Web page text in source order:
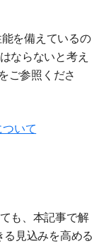
を備えているの
ならないと考え
ご参照くださ
いて
も、本記事で解
見込みを高める